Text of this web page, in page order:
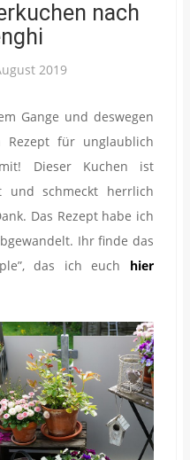
nach
2019
Gange und deswegen
für unglaublich
Dieser Kuchen ist
und schmeckt herrlich
Das Rezept habe ich
Ihr finde das
das ich euch hier